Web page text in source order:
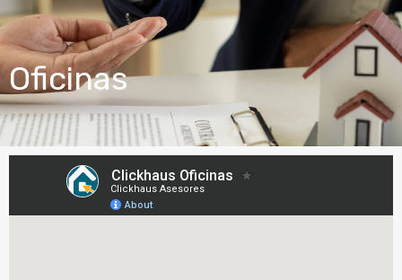
Oficinas